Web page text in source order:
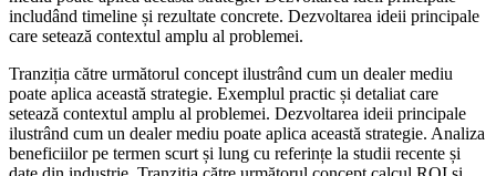
includând timeline și rezultate concrete. Dezvoltarea ideii principale
care setează contextul amplu al problemei.
Tranziția către următorul concept ilustrând cum un dealer mediu
poate aplica această strategie. Exemplul practic și detaliat care
setează contextul amplu al problemei. Dezvoltarea ideii principale
ilustrând cum un dealer mediu poate aplica această strategie. Analiza
beneficiilor pe termen scurt și lung cu referințe la studii recente și